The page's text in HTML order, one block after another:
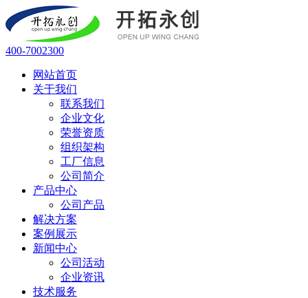
400-7002300
网站首页
关于我们
联系我们
企业文化
荣誉资质
组织架构
工厂信息
公司简介
产品中心
公司产品
解决方案
案例展示
新闻中心
公司活动
企业资讯
技术服务